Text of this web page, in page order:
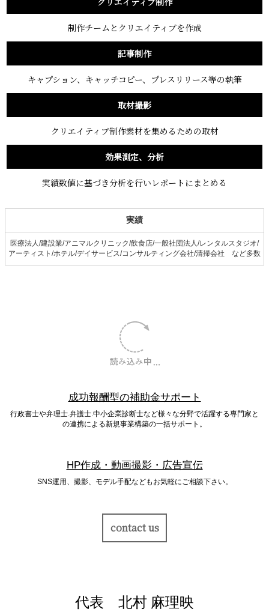
制作チームとクリエイティブを作成
記事制作
キャプション、キャッチコピー、プレスリリース等の執筆
取材撮影
クリエイティブ制作素材を集めるための取材
効果測定、分析
実績数値に基づき分析を行いレポートにまとめる
実績
医療法人/建設業/アニマルクリニック/飲食店/一般社団法人/レンタルスタジオ/
アーティスト/ホテル/デイサービス/コンサルティング会社/清掃会社 など多数
成功報酬型の補助金サポート
行政書士や弁理士.弁護士.中小企業診断士など様々な分野で活躍する専門家と
の連携による新規事業構築の一括サポート。
HP作成・動画撮影・広告宣伝
SNS運用、撮影、モデル手配などもお気軽にご相談下さい。
contact us
代表 北村 麻理映